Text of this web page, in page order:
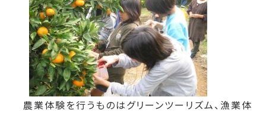
農業体験を行うものはグリーンツーリズム、漁業体